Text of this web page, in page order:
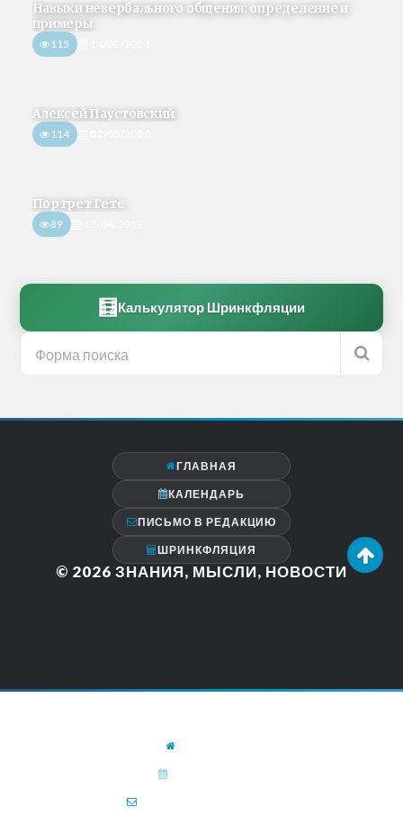
Навыки невербального общения: определение и
примеры
115
Алексей Паустовский
114
Портрет Гете
89
🧮 Калькулятор Шринкфляции
ГЛАВНАЯ
КАЛЕНДАРЬ
ПИСЬМО В РЕДАКЦИЮ
ШРИНКФЛЯЦИЯ
© 2026 ЗНАНИЯ, МЫСЛИ, НОВОСТИ